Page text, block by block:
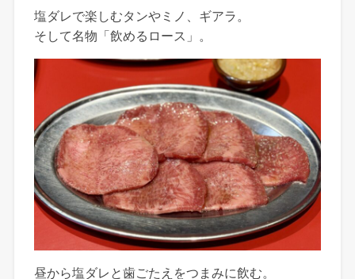
塩ダレで楽しむタンやミノ、ギアラ。
そして名物「飲めるロース」。
昼から塩ダレと歯ごたえをつまみに飲む。